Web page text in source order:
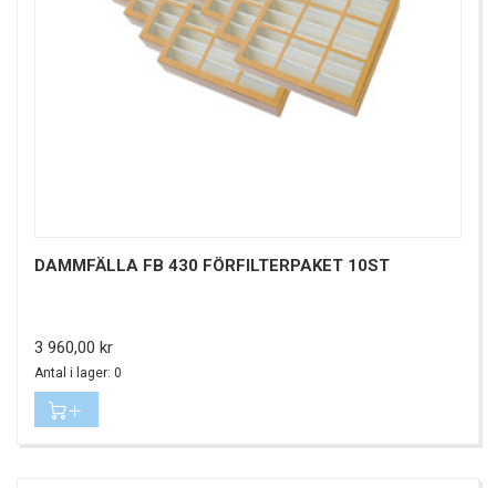
DAMMFÄLLA FB 430 FÖRFILTERPAKET 10ST
Pris
3 960,00 kr
Antal i lager: 0